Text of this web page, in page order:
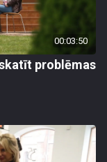
00:03:50
problēmas